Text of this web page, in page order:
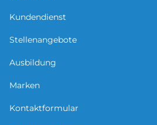
Kundendienst
Stellenangebote
Ausbildung
Marken
Kontaktformular